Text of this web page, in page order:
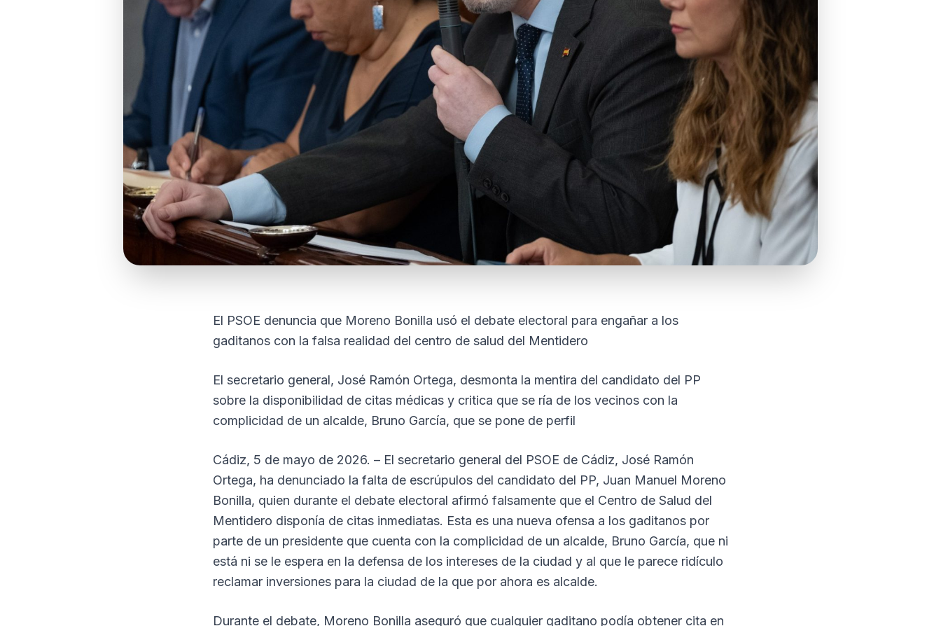
El PSOE denuncia que Moreno Bonilla usó el debate electoral para engañar a los
gaditanos con la falsa realidad del centro de salud del Mentidero
El secretario general, José Ramón Ortega, desmonta la mentira del candidato del PP
sobre la disponibilidad de citas médicas y critica que se ría de los vecinos con la
complicidad de un alcalde, Bruno García, que se pone de perfil
Cádiz, 5 de mayo de 2026. – El secretario general del PSOE de Cádiz, José Ramón
Ortega, ha denunciado la falta de escrúpulos del candidato del PP, Juan Manuel Moreno
Bonilla, quien durante el debate electoral afirmó falsamente que el Centro de Salud del
Mentidero disponía de citas inmediatas. Esta es una nueva ofensa a los gaditanos por
parte de un presidente que cuenta con la complicidad de un alcalde, Bruno García, que ni
está ni se le espera en la defensa de los intereses de la ciudad y al que le parece ridículo
reclamar inversiones para la ciudad de la que por ahora es alcalde.
Durante el debate, Moreno Bonilla aseguró que cualquier gaditano podía obtener cita en